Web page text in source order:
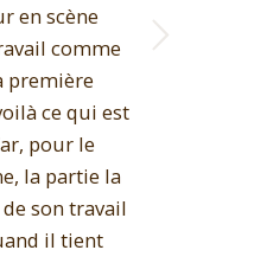
en scène
comme
première
ce qui est
pour le
la partie la
son travail
il tient